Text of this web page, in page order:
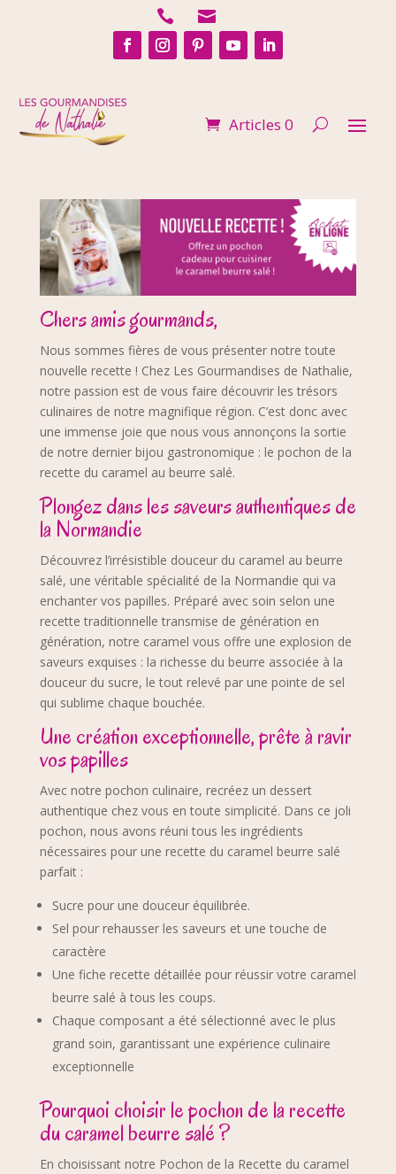
 
Articles 0
Chers amis gourmands,
Nous sommes fières de vous présenter notre toute
nouvelle recette ! Chez Les Gourmandises de Nathalie,
notre passion est de vous faire découvrir les trésors
culinaires de notre magnifique région. C’est donc avec
une immense joie que nous vous annonçons la sortie
de notre dernier bijou gastronomique : le pochon de la
recette du caramel au beurre salé.
Plongez dans les saveurs authentiques de
la Normandie
Découvrez l’irrésistible douceur du caramel au beurre
salé, une véritable spécialité de la Normandie qui va
enchanter vos papilles. Préparé avec soin selon une
recette traditionnelle transmise de génération en
génération, notre caramel vous offre une explosion de
saveurs exquises : la richesse du beurre associée à la
douceur du sucre, le tout relevé par une pointe de sel
qui sublime chaque bouchée.
Une création exceptionnelle, prête à ravir
vos papilles
Avec notre pochon culinaire, recréez un dessert
authentique chez vous en toute simplicité. Dans ce joli
pochon, nous avons réuni tous les ingrédients
nécessaires pour une recette du caramel beurre salé
parfait :
Sucre pour une douceur équilibrée.
Sel pour rehausser les saveurs et une touche de
caractère
Une fiche recette détaillée pour réussir votre caramel
beurre salé à tous les coups.
Chaque composant a été sélectionné avec le plus
grand soin, garantissant une expérience culinaire
exceptionnelle
Pourquoi choisir le pochon de la recette
du caramel beurre salé ?
En choisissant notre Pochon de la Recette du caramel